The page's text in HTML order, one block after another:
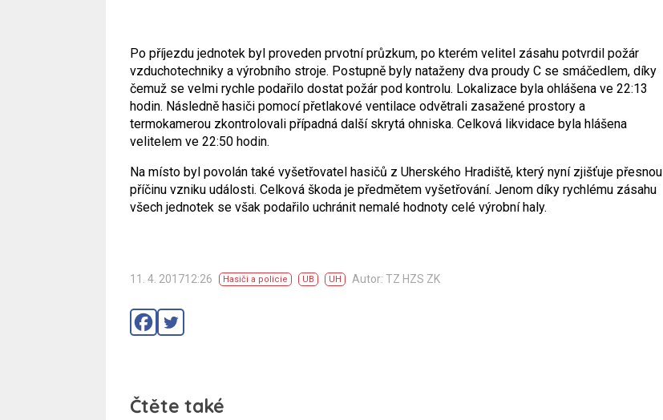
Po příjezdu jednotek byl proveden prvotní průzkum, po kterém velitel zásahu potvrdil požár
vzduchotechniky a výrobního stroje. Postupně byly nataženy dva proudy C se smáčedlem, díky
čemuž se velmi rychle podařilo dostat požár pod kontrolu. Lokalizace byla ohlášena ve 22:13
hodin. Následně hasiči pomocí přetlakové ventilace odvětrali zasažené prostory a
termokamerou zkontrolovali případná další skrytá ohniska. Celková likvidace byla hlášena
velitelem ve 22:50 hodin.
Na místo byl povolán také vyšetřovatel hasičů z Uherského Hradiště, který nyní zjišťuje přesnou
příčinu vzniku události. Celková škoda je předmětem vyšetřování. Jenom díky rychlému zásahu
všech jednotek se však podařilo uchránit nemalé hodnoty celé výrobní haly.
11. 4. 201712:26 Hasiči a policie UB UH Autor: TZ HZS ZK
Čtěte také